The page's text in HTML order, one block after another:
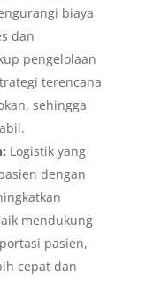
biaya
dan
pengelolaan
terencana
sehingga
Logistik yang
dengan
mendukung
pasien,
cepat dan